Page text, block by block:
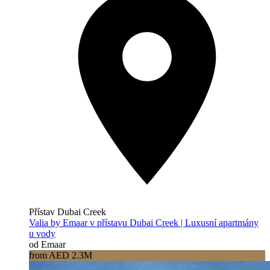
Přístav Dubai Creek
Valia by Emaar v přístavu Dubai Creek | Luxusní apartmány
u vody
od Emaar
from AED 2.3M